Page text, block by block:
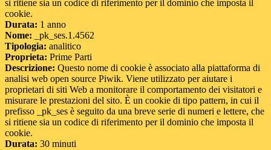
si ritiene sia un codice di riferimento per il dominio che imposta il
cookie.
Durata: 1 anno
Nome: _pk_ses.1.4562
Tipologia: analitico
Proprieta: Prime Parti
Descrizione: Questo nome di cookie è associato alla piattaforma di
analisi web open source Piwik. Viene utilizzato per aiutare i
proprietari di siti Web a monitorare il comportamento dei visitatori e
misurare le prestazioni del sito. È un cookie di tipo pattern, in cui il
prefisso _pk_ses è seguito da una breve serie di numeri e lettere, che
si ritiene sia un codice di riferimento per il dominio che imposta il
cookie.
Durata: 30 minuti